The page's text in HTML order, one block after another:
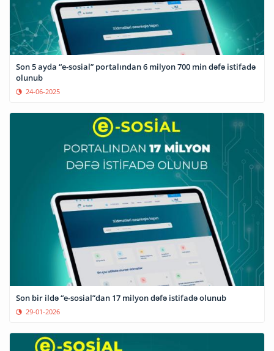
Son 5 ayda “e-sosial” portalından 6 milyon 700 min dəfə istifadə
olunub
24-06-2025
Son bir ildə “e-sosial”dan 17 milyon dəfə istifadə olunub
29-01-2026